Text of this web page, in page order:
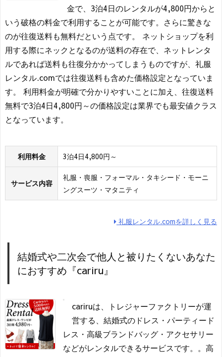
金で、3泊4日のレンタルが4,800円からと
いう破格の料金で利用することが可能です。さらに驚きな
のが往復送料も無料だという点です。 ネットショップを利
用する際にネックとなるのが送料の存在で、ネットレンタ
ルであれば送料も往復分かかってしまうものですが、礼服
レンタル.comでは往復送料も含めた価格設定となっていま
す。 利用料金が明確で分かりやすいことに加え、往復送料
無料で3泊4日4,800円～の価格設定は業界でも最安値クラス
となっています。
利用料金 3泊4日4,800円～
サービス内容
礼服・喪服・フォーマル・タキシード・モーニ
ングスーツ・マタニティ
礼服レンタル.comを詳しく見る
結婚式や二次会で他人と被りたくないあなた
におすすめ『cariru』
cariruは、トレジャーファクトリーが運
営する、結婚式のドレス・パーティード
レス・高級ブランドバッグ・アクセサリー
などがレンタルできるサービスです。。高